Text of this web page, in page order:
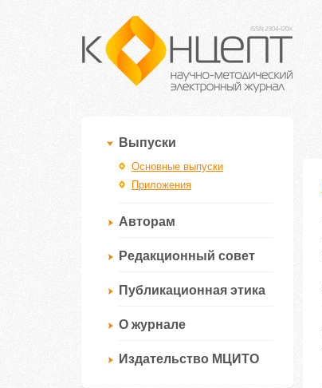
Выпуски
Основные выпуски
Приложения
Авторам
Редакционный совет
Публикационная этика
О журнале
Издательство МЦИТО